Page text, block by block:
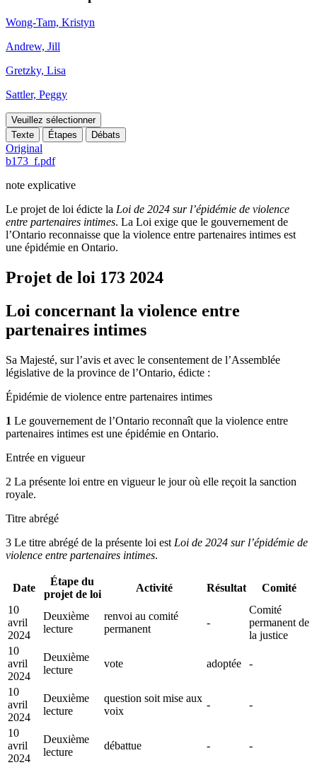
Wong-Tam, Kristyn
Andrew, Jill
Gretzky, Lisa
Sattler, Peggy
Veuillez sélectionner
Texte
Étapes Débats
Original
b173_f.pdf
note explicative
Le projet de loi édicte la Loi de 2024 sur l’épidémie de violence
entre partenaires intimes. La Loi exige que le gouvernement de
l’Ontario reconnaisse que la violence entre partenaires intimes est
une épidémie en Ontario.
Projet de loi 173 2024
Loi concernant la violence entre
partenaires intimes
Sa Majesté, sur l’avis et avec le consentement de l’Assemblée
législative de la province de l’Ontario, édicte :
Épidémie de violence entre partenaires intimes
1 Le gouvernement de l’Ontario reconnaît que la violence entre
partenaires intimes est une épidémie en Ontario.
Entrée en vigueur
2 La présente loi entre en vigueur le jour où elle reçoit la sanction
royale.
Titre abrégé
3 Le titre abrégé de la présente loi est Loi de 2024 sur l’épidémie de
violence entre partenaires intimes.
Date
Étape du
projet de loi
Activité Résultat
Comité
10
avril
2024
Deuxième
lecture
renvoi au comité
permanent
-
Comité
permanent de
la justice
10
avril
2024
Deuxième
lecture
vote adoptée -
10
avril
2024
Deuxième
lecture
question soit mise aux
voix
- -
10
avril
2024
Deuxième
lecture
débattue - -